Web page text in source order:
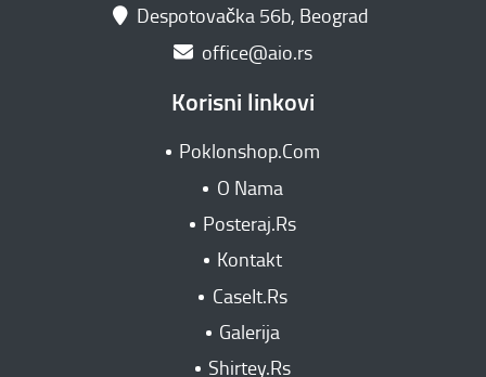
Despotovačka 56b, Beograd
office@aio.rs
Korisni linkovi
Poklonshop.Com
O Nama
Posteraj.Rs
Kontakt
CaseIt.Rs
Galerija
Shirtey.Rs